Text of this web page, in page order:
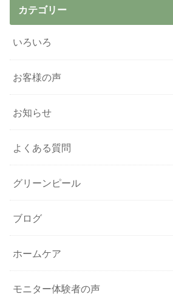
カテゴリー
いろいろ
お客様の声
お知らせ
よくある質問
グリーンピール
ブログ
ホームケア
モニター体験者の声